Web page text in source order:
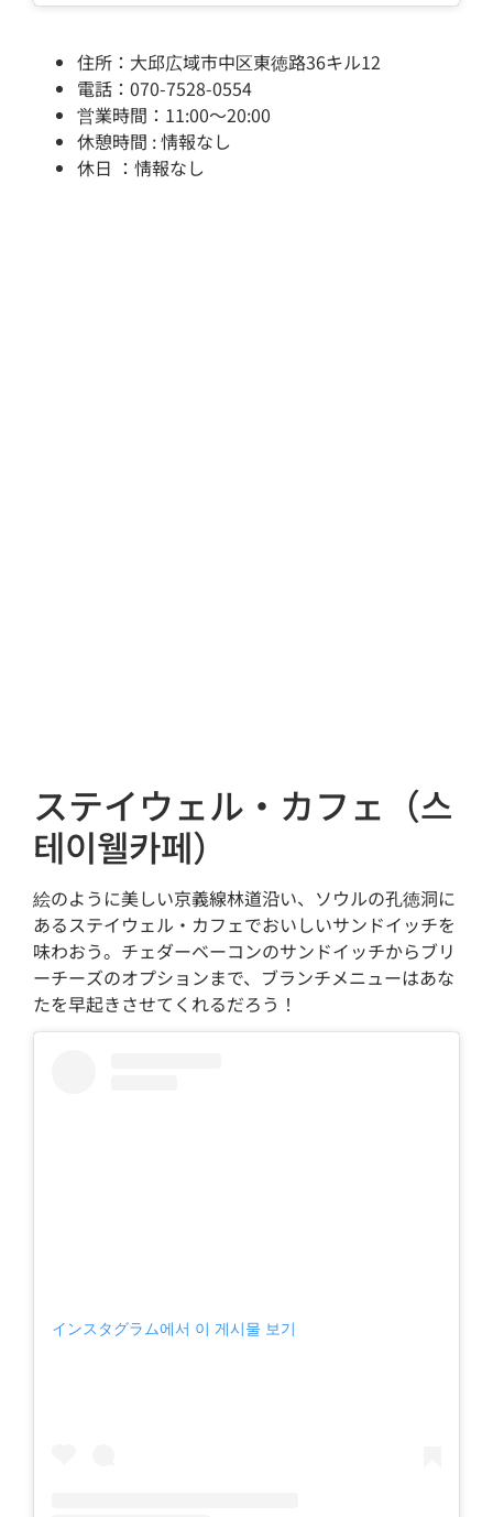
住所：大邱広域市中区東徳路36キル12
電話：070-7528-0554
営業時間：11:00～20:00
休憩時間 : 情報なし
休日 ：情報なし
ステイウェル・カフェ（스
테이웰카페）
絵のように美しい京義線林道沿い、ソウルの孔徳洞に
あるステイウェル・カフェでおいしいサンドイッチを
味わおう。チェダーベーコンのサンドイッチからブリ
ーチーズのオプションまで、ブランチメニューはあな
たを早起きさせてくれるだろう！
インスタグラム에서 이 게시물 보기